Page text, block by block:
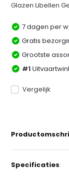
Glazen Libellen
7 dagen per
Gratis
Grootste
#1
Vergelijk
Specificaties